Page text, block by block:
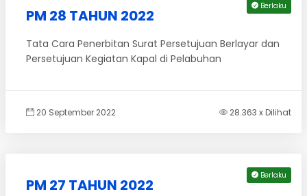
Berlaku
PM 28 TAHUN 2022
Tata Cara Penerbitan Surat Persetujuan Berlayar dan
Persetujuan Kegiatan Kapal di Pelabuhan
20 September 2022 28.363 x Dilihat
Berlaku
PM 27 TAHUN 2022